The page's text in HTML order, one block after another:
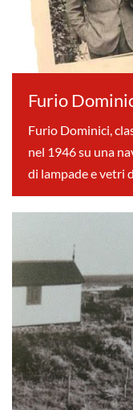
Furio
Furio Dominici,
nel 1946 su una
di lampade e vetri